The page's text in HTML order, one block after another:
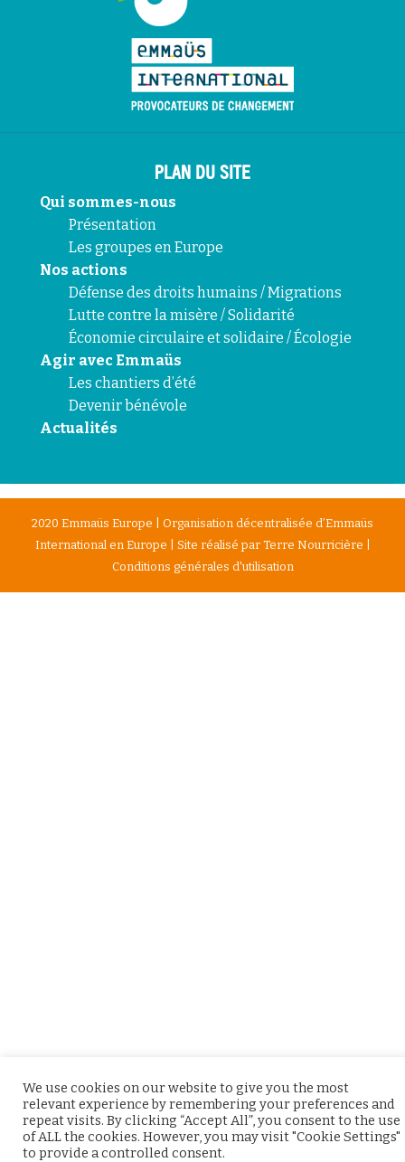
PLAN DU SITE
Qui sommes-nous
Présentation
Les groupes en Europe
Nos actions
Défense des droits humains / Migrations
Lutte contre la misère / Solidarité
Économie circulaire et solidaire / Écologie
Agir avec Emmaüs
Les chantiers d’été
Devenir bénévole
Actualités
2020 Emmaüs Europe | Organisation décentralisée d’Emmaüs
International en Europe | Site réalisé par Terre Nourricière
Conditions générales d'utilisation
We use cookies on our website to give you the most
relevant experience by remembering your preferences and
repeat visits. By clicking “Accept All”, you consent to the use
of ALL the cookies. However, you may visit "Cookie Settings"
to provide a controlled consent.